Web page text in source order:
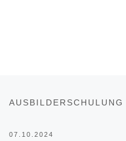
07.10.2024